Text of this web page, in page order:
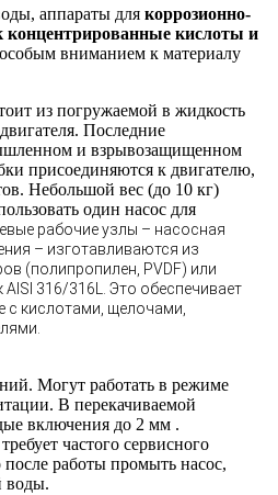
аппараты для коррозионно-
концентрированные кислоты и
вниманием к материалу
из погружаемой в жидкость
Последние
и взрывозащищенном
присоединяются к двигателю,
Небольшой вес (до 10 кг)
один насос для
рабочие узлы – насосная
– изготавливаются из
(полипропилен, PVDF) или
316/316L. Это обеспечивает
с кислотами, щелочами,
Могут работать в режиме
В перекачиваемой
включения до 2 мм .
частого сервисного
работы промыть насос,
воды.